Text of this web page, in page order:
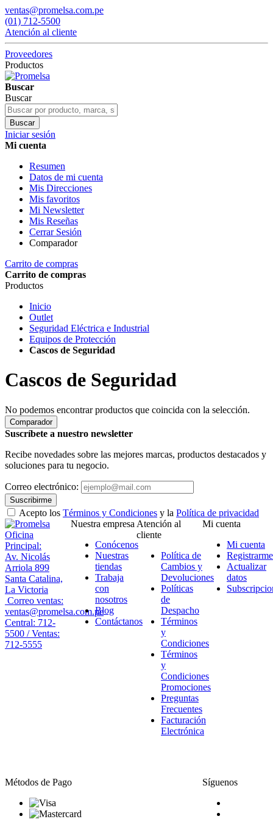
ventas@promelsa.com.pe
(01) 712-5500
Atención al cliente
Proveedores
Productos
Buscar
Buscar
Buscar
Iniciar sesión
Mi cuenta
Resumen
Datos de mi cuenta
Mis Direcciones
Mis favoritos
Mi Newsletter
Mis Reseñas
Cerrar Sesión
Comparador
Carrito de compras
Carrito de compras
Productos
Inicio
Outlet
Seguridad Eléctrica e Industrial
Equipos de Protección
Cascos de Seguridad
Cascos de Seguridad
No podemos encontrar productos que coincida con la selección.
Comparador
Suscríbete a nuestro newsletter
Recibe novedades sobre las mejores marcas, productos destacados y
soluciones para tu negocio.
Correo electrónico:
Suscribirme
Acepto los Términos y Condiciones y la Política de privacidad
Oficina
Principal:
Av. Nicolás
Arriola 899
Santa Catalina,
La Victoria
Correo ventas:
ventas@promelsa.com.pe
Central: 712-
5500 / Ventas:
712-5555
Nuestra empresa
Conócenos
Nuestras
tiendas
Trabaja
con
nosotros
Blog
Contáctanos
Atención al
cliente
Política de
Cambios y
Devoluciones
Políticas
de
Despacho
Términos
y
Condiciones
Términos
y
Condiciones
Promociones
Preguntas
Frecuentes
Facturación
Electrónica
Mi cuenta
Mi cuenta
Registrarme
Actualizar
datos
Métodos de Pago Síguenos